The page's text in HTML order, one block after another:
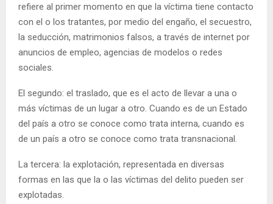
refiere al primer momento en que la víctima tiene contacto
con el o los tratantes, por medio del engaño, el secuestro,
la seducción, matrimonios falsos, a través de internet por
anuncios de empleo, agencias de modelos o redes
sociales.
El segundo: el traslado, que es el acto de llevar a una o
más víctimas de un lugar a otro. Cuando es de un Estado
del país a otro se conoce como trata interna, cuando es
de un país a otro se conoce como trata transnacional.
La tercera: la explotación, representada en diversas
formas en las que la o las víctimas del delito pueden ser
explotadas.